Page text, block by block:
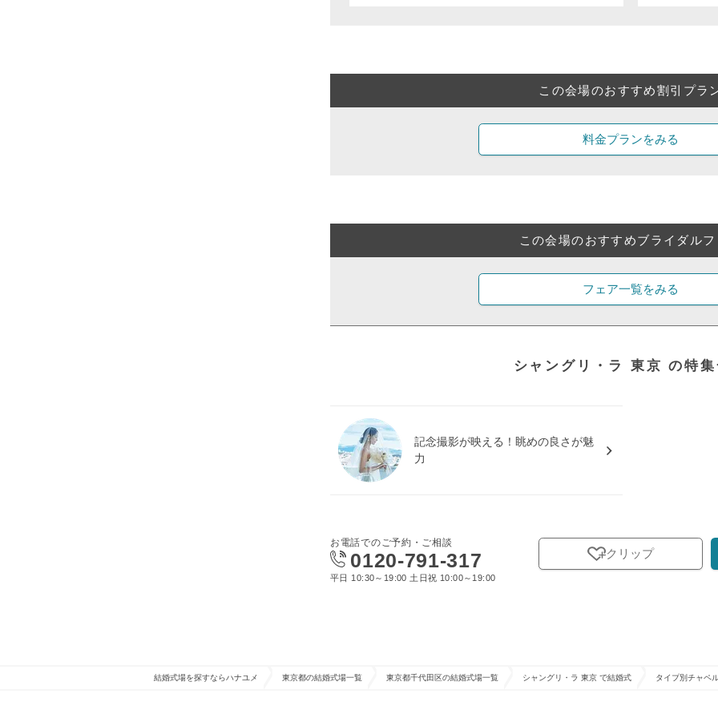
この会場のおすすめ割引プラ
料金プランをみる
この会場のおすすめブライダル
フェア一覧をみる
シャングリ・ラ 東京 の特
記念撮影が映える！眺めの良さが魅
力
お電話でのご予約・ご相談
0120-791-317
平日 10:30～19:00 土日祝 10:00～19:00
クリップ
結婚式場を探すならハナユメ 東京都の結婚式場一覧 東京都千代田区の結婚式場一覧 シャングリ・ラ 東京 で結婚式 タイプ別チャペ